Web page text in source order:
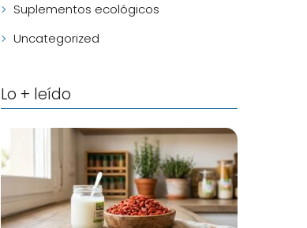
Suplementos ecológicos
Uncategorized
Lo + leído